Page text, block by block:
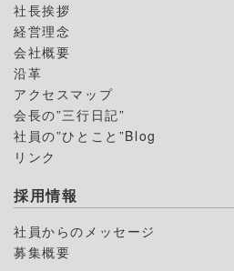
社長挨拶
経営理念
会社概要
沿革
アクセスマップ
会長の”三行日記”
社員の”ひとこと”Blog
リンク
採用情報
社員からのメッセージ
募集概要